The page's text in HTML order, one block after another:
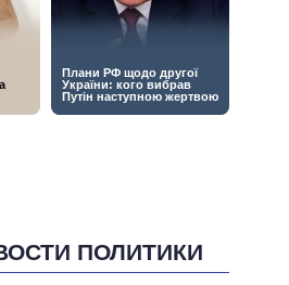
ПОЛИТИКИ